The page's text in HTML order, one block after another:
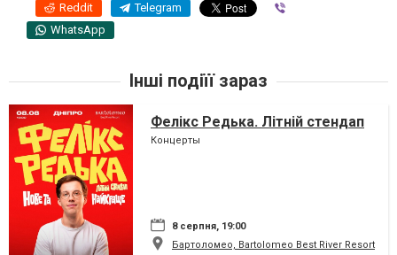
Reddit Telegram
WhatsApp
Інші подіїї зараз
Фелікс Редька. Літній стендап
Концерты
8 серпня, 19:00
Бартоломео, Bartolomeo Best River Resort